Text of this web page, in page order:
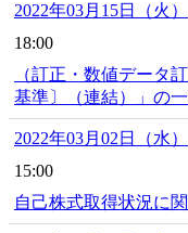
2022年03月15日（火）
18:00
（訂正・数値データ
基準〕（連結）」の
2022年03月02日（水）
15:00
自己株式取得状況に